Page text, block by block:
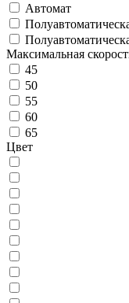
Автомат
Максимальная
45
50
55
60
65
Цвет